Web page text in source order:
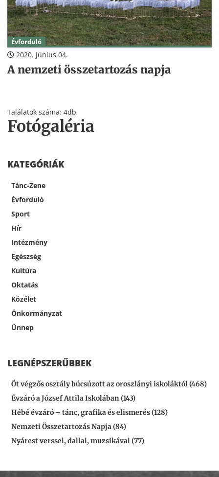
Fotógaléria
KATEGÓRIÁK
Tánc-Zene
Évforduló
Sport
Hír
Intézmény
Egészség
Kultúra
Oktatás
Közélet
Önkormányzat
Ünnep
LEGNÉPSZERŰBBEK
Öt végzős osztály búcsúzott az oroszlányi iskoláktól (468)
Évzáró a József Attila Iskolában (143)
Hébé évzáró – tánc, grafika és elismerés (128)
Nemzeti Összetartozás Napja (84)
Nyárest verssel, dallal, muzsikával (77)
Évforduló
2020. június 04.
A nemzeti összetartozás napja
Találatok száma: 4db